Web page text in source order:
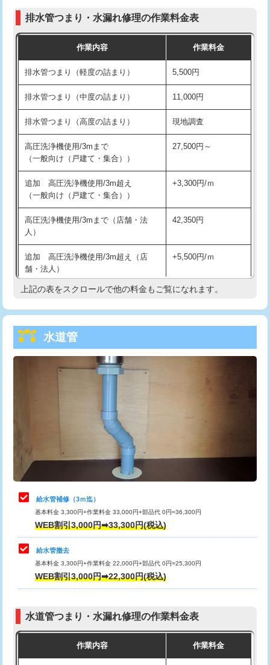
追加人工 16,500円
現場見積
※給水管工事は20mmまでの価格です。
交換・取付（その他部品） 11,000円+材料費
持込商品取付（単水栓） 13,200円
持込商品取付（混合水栓） 16,500円
持込商品取付（浄水器・分岐水栓） 16,500円
給水管工事※（ホール加工) 16,500円
給水管工事※（バンド止め) 3,300円
給水管工事※（支持金具設置)
給水管工事※（保温材使用（バンド止
め込み）)
5,500円
給水管工事※（土の掘削・埋め戻し作
業)
11,000円
給水管工事※（塩ビ管（VP・HI）使
用/3ｍまで)
33,000円
給水管工事※（塩ビ管（VP・HI）使
+8,800円
給水管工事※（ライニング鋼管・銅
管・ポリ管・HT管使用/3ｍまで)
給水管工事※（ライニング鋼管・銅
管・ポリ管・HT管使用/3ｍ超え)
排水管工事（土の掘削・埋め戻し作
11,000円~
排水管工事（排水管工事/3ｍまで） 55,000円
排水管工事（追加 排水管工事/3ｍ超
マス交換（土の掘削・埋め戻し作業）
マス交換（深さ50㎝未満）
マス交換（深さ50㎝以上）
コンクリート斫り（厚さ10㎝まで）
モルタル補修（厚さ10㎝超え） 38,500円
排水管つまり・水漏れ修理の作業料金表
作業内容 作業料金
排水管つまり（軽度の詰まり） 5,500円
排水管つまり（中度の詰まり） 11,000円
排水管つまり（高度の詰まり） 現地調査
高圧洗浄機使用/3mまで
（一般向け（戸建て・集合））
27,500円～
追加 高圧洗浄機使用/3m超え
（一般向け（戸建て・集合））
+3,300円/ｍ
高圧洗浄機使用/3mまで（店舗・法
人）
42,350円
追加 高圧洗浄機使用/3m超え（店
舗・法人）
+5,500円/ｍ
高度高圧洗浄換 現地調査
トーラー機使用/3mまで
追加トーラー機使用/3m超え
33,000円
8,800円
止水・漏水調査・防水処理・清掃・修
理・調整・分解・加工など（軽作業）
11,000円
止水・漏水調査・防水処理・清掃・修
理・調整・分解・加工など（中作業）
止水・漏水調査・防水処理・清掃・修
理・調整・分解・加工など（重作業）
33,000円
その他部品の脱着
交換・取付（タンク）
式）)
式・ワンホール）)
上記の表をスクロールで他の料金もご覧になれます。
水道管
給水管補修（3ｍ迄）
基本料金 3,300円+作業料金 33,000円+部品代 0円=36,300円
WEB割引3,000円➡33,300円(税込)
給水管撤去
基本料金 3,300円+作業料金 22,000円+部品代 0円=25,300円
WEB割引3,000円➡22,300円(税込)
水道管つまり・水漏れ修理の作業料金表
作業内容 作業料金